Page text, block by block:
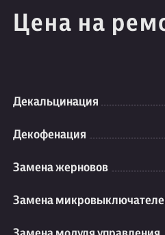
Цена на
Декальцинация
Декофенация
Замена жерновов
Замена